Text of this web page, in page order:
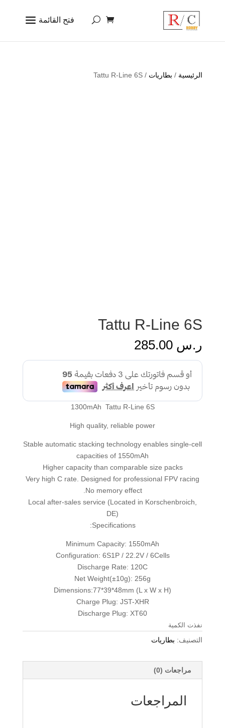
الرئيسية / بطاريات / Tattu R-Line 6S
Tattu R-Line 6S
ر.س
1300mAh Tattu R-Line 6S
High quality, reliable power
Stable automatic stacking technology enables single-cell
capacities of 1550mAh
Higher capacity than comparable size packs
Very high C rate. Designed for professional FPV racing
No memory effect.
Local after-sales service (Located in Korschenbroich,
DE)
Specifications:
Minimum Capacity: 1550mAh
Configuration: 6S1P / 22.2V / 6Cells
Discharge Rate: 120C
Net Weight(±10g): 256g
Dimensions:77*39*48mm (L x W x H)
Charge Plug: JST-XHR
Discharge Plug: XT60
نفذت الكمية
التصنيف: بطاريات
مراجعات (0)
المراجعات